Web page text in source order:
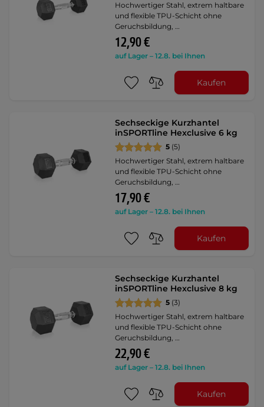
Hochwertiger Stahl, extrem haltbare
und flexible TPU-Schicht ohne
Geruchsbildung, …
12,90 €
auf Lager – 12.8. bei Ihnen
Kaufen
Sechseckige Kurzhantel
inSPORTline Hexclusive 6 kg
5 (5)
Hochwertiger Stahl, extrem haltbare
und flexible TPU-Schicht ohne
Geruchsbildung, …
17,90 €
auf Lager – 12.8. bei Ihnen
Kaufen
Sechseckige Kurzhantel
inSPORTline Hexclusive 8 kg
5 (3)
Hochwertiger Stahl, extrem haltbare
und flexible TPU-Schicht ohne
Geruchsbildung, …
22,90 €
auf Lager – 12.8. bei Ihnen
Kaufen